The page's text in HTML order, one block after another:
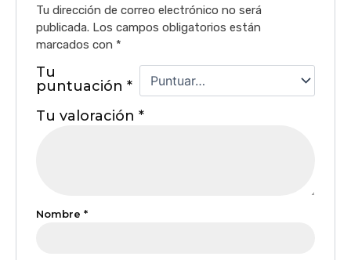
Tu dirección de correo electrónico no será
publicada. Los campos obligatorios están
marcados con *
Tu
puntuación*
Tu valoración*
Nombre*